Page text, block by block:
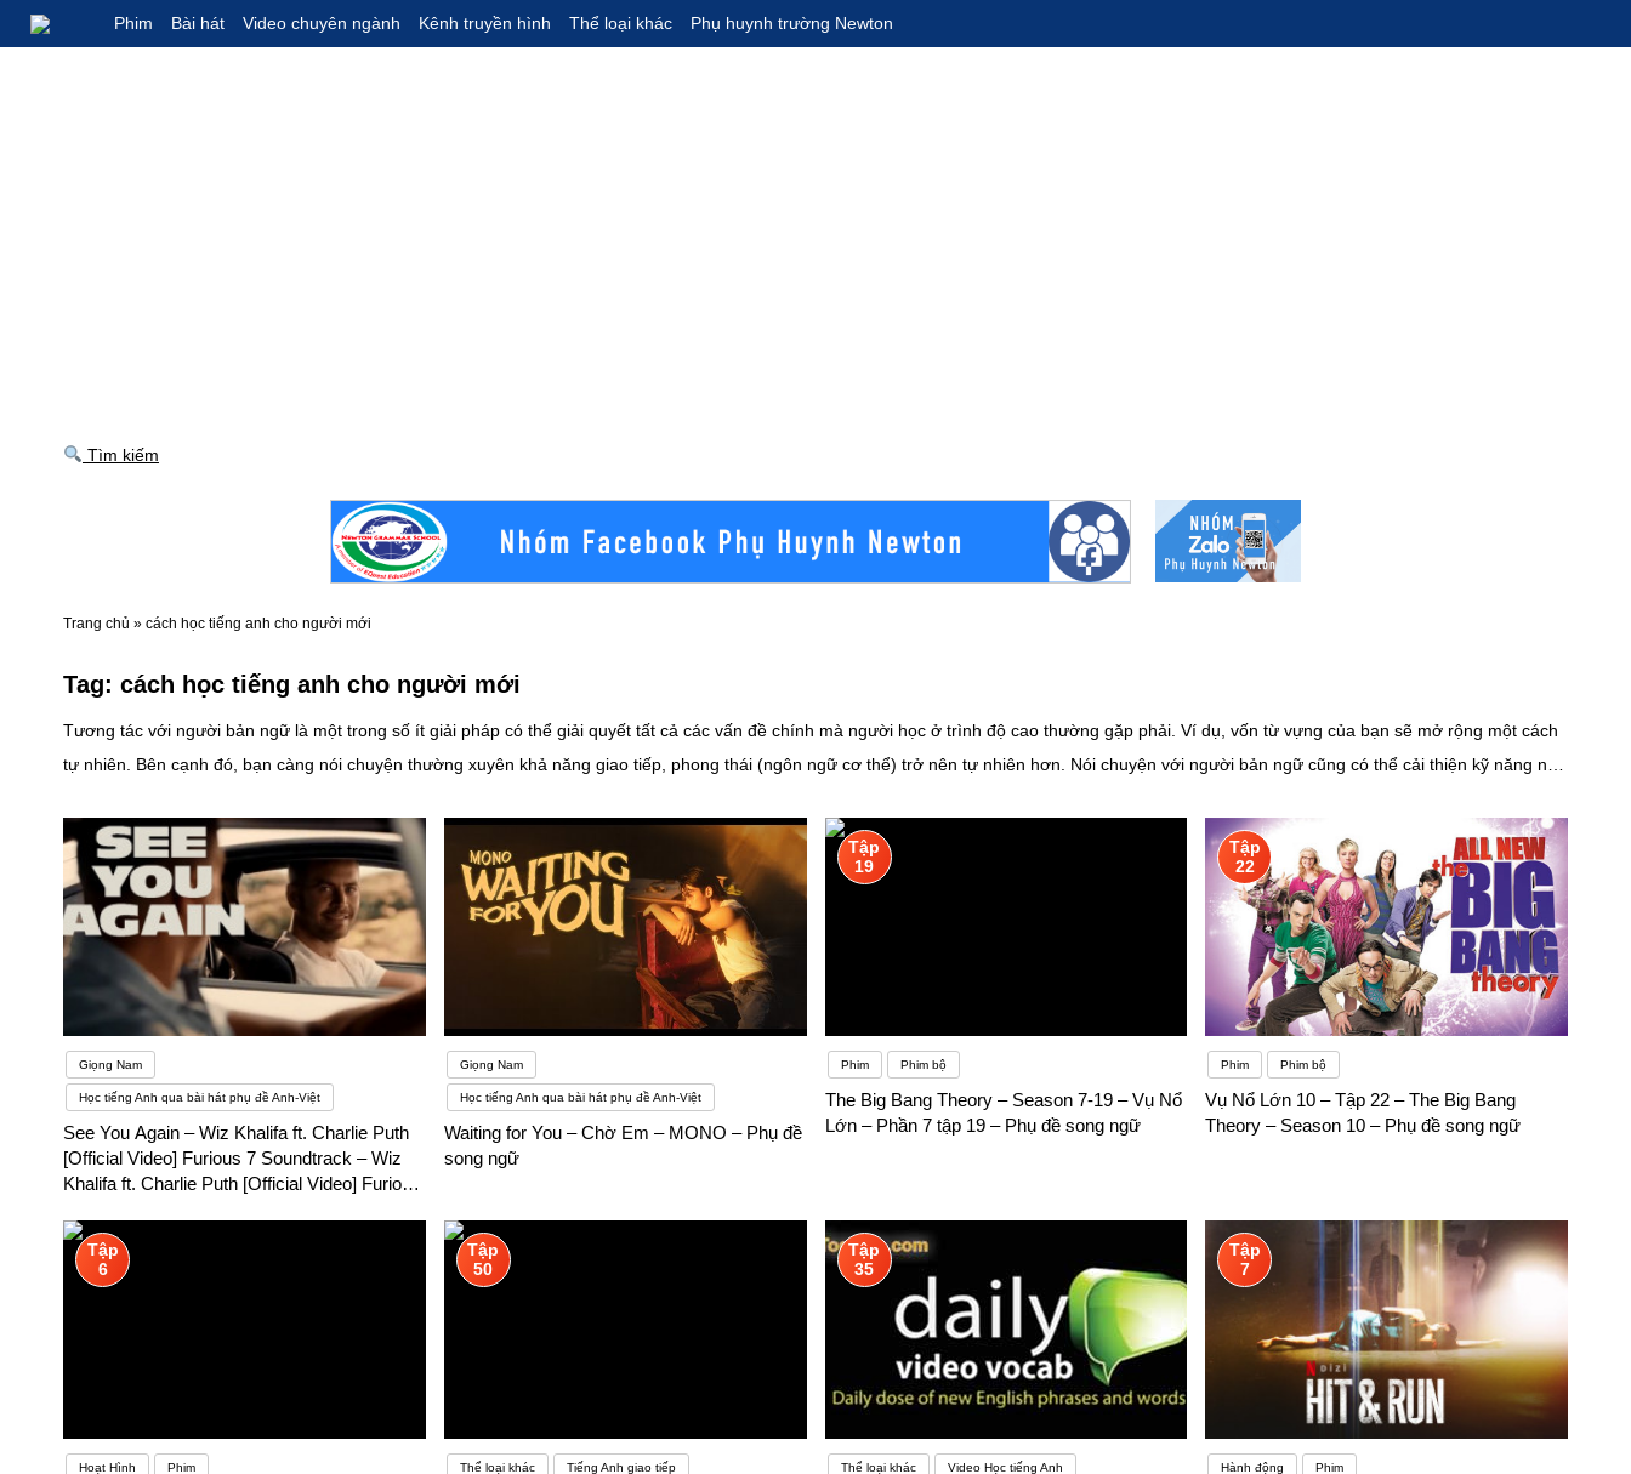
Phim Bài hát Video chuyên ngành Kênh truyền hình Thể loại khác Phụ huynh trường Newton
Tìm kiếm
Trang chủ » cách học tiếng anh cho người mới
Tag: cách học tiếng anh cho người mới
Tương tác với người bản ngữ là một trong số ít giải pháp có thể giải quyết tất cả các vấn đề chính mà người học ở trình độ cao thường gặp phải. Ví dụ, vốn từ vựng của bạn sẽ mở rộng một cách
tự nhiên. Bên cạnh đó, bạn càng nói chuyện thường xuyên khả năng giao tiếp, phong thái (ngôn ngữ cơ thể) trở nên tự nhiên hơn. Nói chuyện với người bản ngữ cũng có thể cải thiện kỹ năng nói
mẹ đẻ cũng được coi là một rào cản trong quá trình học tập. Chẳng hạn, một người nói tiếng Anh học tiếng Trung sẽ khó hơn rất nhiều so với học tiếng Tây Ban Nha. Do hai ngôn ngữ này có cách
viết và cấu trúc ngữ pháp hoàn toàn khác biệt.Trạng thái lo lắng ảnh hưởng không nhỏ đến khả năng học ngoại ngữ. Nếu bạn ngại luyện tập kỹ năng ngôn ngữ, bạn sẽ không tiến bộ nhanh
chóng. Một nghiên cứu cho rằng lo lắng có thể dẫn đến tức giận và thất vọng – trạng thái tâm lý hoàn toàn không có lợi cho quá trình học tập.Và khác biệt lớn nhất khi học ngành ngôn ngữ Anh so
với học tiếng Anh đó chính là các bạn sinh viên sẽ được tìm hiểu thêm nền tảng về văn hóa, đất nước, con người tại các quốc gia sử dụng tiếng Anh, bên cạnh đó các bạn cũng sẽ được cung cấp
kiến thức, rèn luyện biên dịch, phiên dịch hai chiều đồng thời các bạn sinh viên cũng sẽ được học tập những kiến thức tổng hợp về các ngành kinh tế, văn hóa, chính trị, xã hội,… trang bị kiến thức
bổ trợ về kinh tế, tài chính ngân hàng, xuất nhập khẩu…. và các kỹ năng thuyết trình, giao tiếp kinh doanh,… đây cũng là tiền đề giúp bạn ghi điểm đối với các nhà tuyển dụng sau khi hoàn thành
khóa học
Giọng Nam
Học tiếng Anh qua bài hát phụ đề Anh-Việt
See You Again – Wiz Khalifa ft. Charlie Puth
[Official Video] Furious 7 Soundtrack – Wiz
Khalifa ft. Charlie Puth [Official Video] Furious
Giọng Nam
Học tiếng Anh qua bài hát phụ đề Anh-Việt
Waiting for You – Chờ Em – MONO – Phụ đề
song ngữ
Tập
19
Phim Phim bộ
The Big Bang Theory – Season 7-19 – Vụ Nổ
Lớn – Phần 7 tập 19 – Phụ đề song ngữ
Tập
22
Phim Phim bộ
Vụ Nổ Lớn 10 – Tập 22 – The Big Bang
Theory – Season 10 – Phụ đề song ngữ
Tập
6
Hoạt Hình Phim
Tập
50
Thể loại khác Tiếng Anh giao tiếp
Tập
35
Thể loại khác Video Học tiếng Anh
Tập
7
Hành động Phim